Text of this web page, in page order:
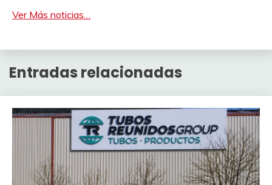
Ver Más noticias…
Entradas relacionadas